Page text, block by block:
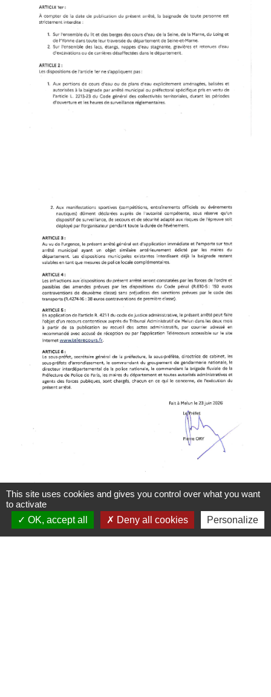
This site uses cookies and gives you control over what you want
to activate
OK, accept all
Deny all cookies Personalize